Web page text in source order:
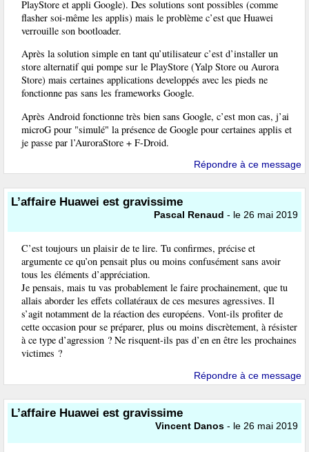
PlayStore et appli Google). Des solutions sont possibles (comme
flasher soi-même les applis) mais le problème c’est que Huawei
verrouille son bootloader.
Après la solution simple en tant qu’utilisateur c’est d’installer un
store alternatif qui pompe sur le PlayStore (Yalp Store ou Aurora
Store) mais certaines applications developpés avec les pieds ne
fonctionne pas sans les frameworks Google.
Après Android fonctionne très bien sans Google, c’est mon cas, j’ai
microG pour "simulé" la présence de Google pour certaines applis et
je passe par l’AuroraStore + F-Droid.
Répondre à ce message
L’affaire Huawei est gravissime
Pascal Renaud - le 26 mai 2019
C’est toujours un plaisir de te lire. Tu confirmes, précise et
argumente ce qu’on pensait plus ou moins confusément sans avoir
tous les éléments d’appréciation.
Je pensais, mais tu vas probablement le faire prochainement, que tu
allais aborder les effets collatéraux de ces mesures agressives. Il
s’agit notamment de la réaction des européens. Vont-ils profiter de
cette occasion pour se préparer, plus ou moins discrètement, à résister
à ce type d’agression ? Ne risquent-ils pas d’en en être les prochaines
victimes ?
Répondre à ce message
L’affaire Huawei est gravissime
Vincent Danos - le 26 mai 2019